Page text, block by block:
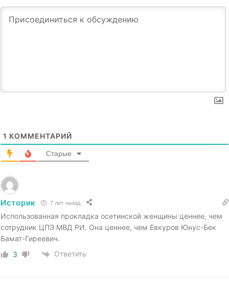
1 КОММЕНТАРИЙ
Старые
Историк 7 лет назад
Использованная прокладка осетинской женщины ценнее, чем
сотрудник ЦПЭ МВД РИ. Она ценнее, чем Евкуров Юнус-Бек
Бамат-Гиреевич.
3
Ответить